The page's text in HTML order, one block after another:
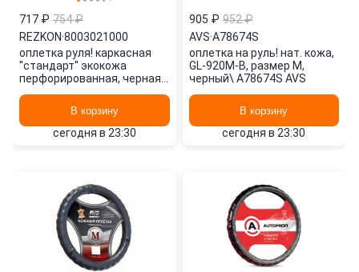
717 ₽ 754 ₽
REZKON·8003021000
оплетка руля! каркасная
''стандарт'' экокожа
перфорированная, черная\
В корзину
сегодня в 23:30
905 ₽ 952 ₽
AVS·A78674S
оплетка на руль! нат. кожа,
GL-920M-B, размер M,
черный\ A78674S AVS
В корзину
сегодня в 23:30